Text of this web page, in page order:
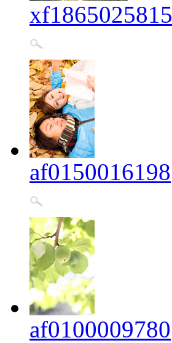
xf1865025815
af0150016198
af0100009780